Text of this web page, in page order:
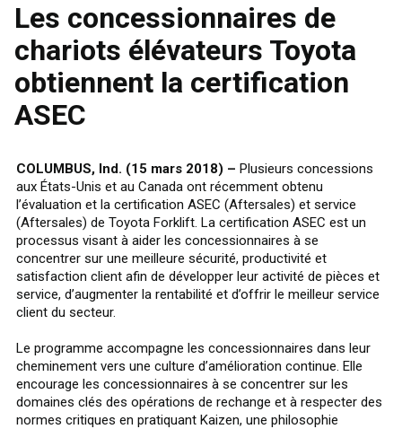
Les concessionnaires de
chariots élévateurs Toyota
obtiennent la certification
ASEC
COLUMBUS, Ind. (15 mars 2018) – Plusieurs concessions
aux États-Unis et au Canada ont récemment obtenu
l’évaluation et la certification ASEC (Aftersales) et service
(Aftersales) de Toyota Forklift. La certification ASEC est un
processus visant à aider les concessionnaires à se
concentrer sur une meilleure sécurité, productivité et
satisfaction client afin de développer leur activité de pièces et
service, d’augmenter la rentabilité et d’offrir le meilleur service
client du secteur.
Le programme accompagne les concessionnaires dans leur
cheminement vers une culture d’amélioration continue. Elle
encourage les concessionnaires à se concentrer sur les
domaines clés des opérations de rechange et à respecter des
normes critiques en pratiquant Kaizen, une philosophie